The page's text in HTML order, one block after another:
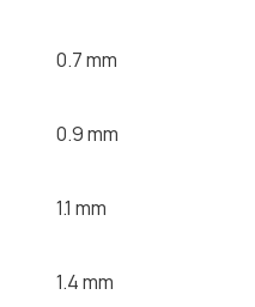
0.7 mm
0.9 mm
1.1 mm
1.4 mm